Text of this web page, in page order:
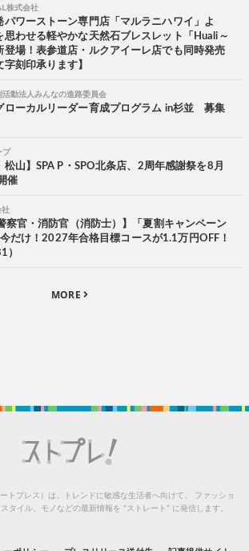
株式会社
パワーストーン専門店「マルラニハワイ」よ
思わせる軽やかな天然石ブレスレット「Huali～
登場！表参道店・ルクアイーレ店でも同時発売
字刻印承ります】
動法人みんなの進路委員会
ローカルリーダー育成プログラム in杉並 募集
プ
松山】SPA P・SPO北条店、2周年感謝祭を8月
催
社
察官・消防官（消防士）】「夏割キャンペーン
だけ！2027年合格目標コースが1.1万円OFF！
）
MORE
ートプレス）は、トレンドに敏感な生活者へ向けて、
ファッショ
タイル、モノなどの最新情報を “ストレート” に発信します。